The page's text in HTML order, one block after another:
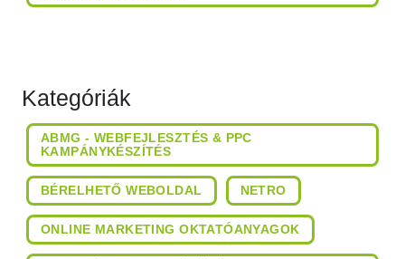
Kategóriák
ABMG - WEBFEJLESZTÉS & PPC
KAMPÁNYKÉSZÍTÉS
BÉRELHETŐ WEBOLDAL NETRO
ONLINE MARKETING OKTATÓANYAGOK